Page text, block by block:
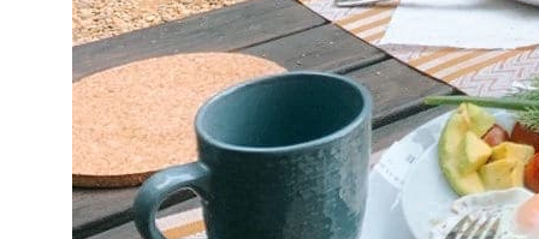
+7 929 978 48 31
Московская область, Талдомский район,
д. Платунино
VKontakte
Макс
Написать в телеграм
Наш телеграм-канал